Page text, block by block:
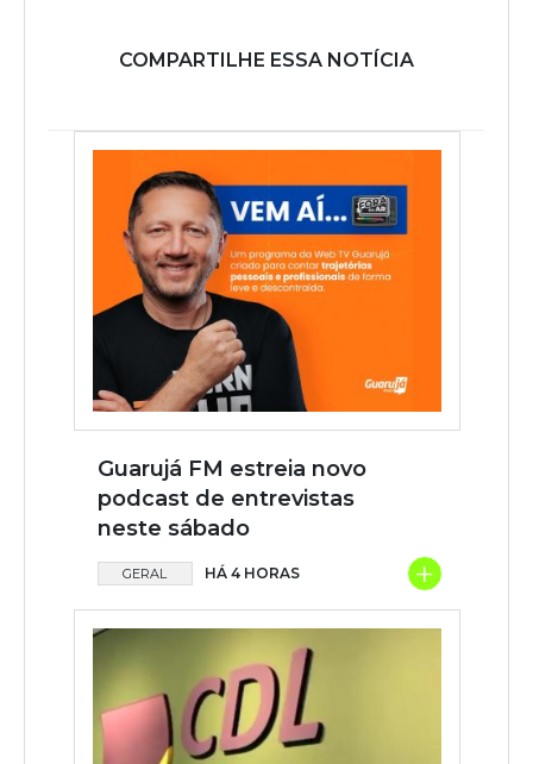
COMPARTILHE ESSA NOTÍCIA
Guarujá FM estreia novo
podcast de entrevistas
neste sábado
GERAL HÁ 4 HORAS +